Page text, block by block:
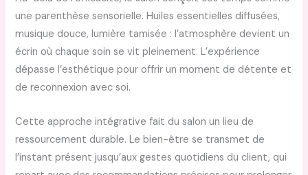
une parenthèse sensorielle. Huiles essentielles diffusées,
musique douce, lumière tamisée : l’atmosphère devient un
écrin où chaque soin se vit pleinement. L’expérience
dépasse l’esthétique pour offrir un moment de détente et
de reconnexion avec soi.
Cette approche intégrative fait du salon un lieu de
ressourcement durable. Le bien-être se transmet de
l’instant présent jusqu’aux gestes quotidiens du client, qui